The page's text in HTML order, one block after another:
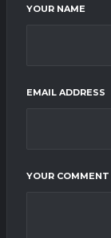
YOUR NAME
EMAIL ADDRESS
YOUR COMMENT